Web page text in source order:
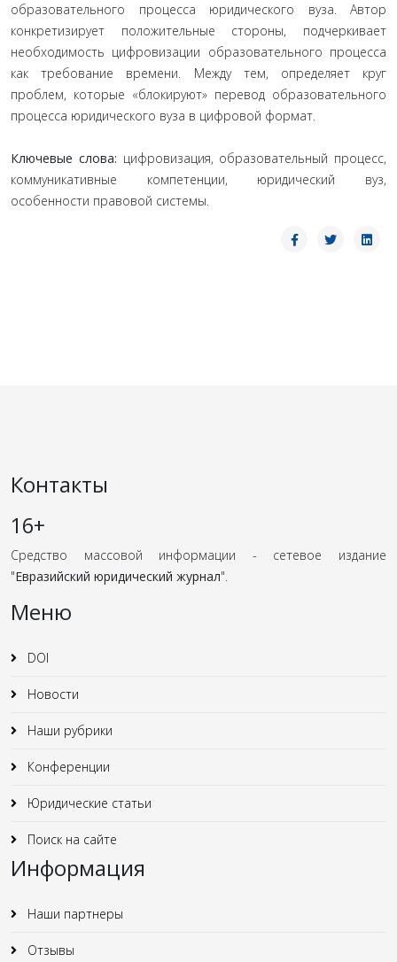
образовательного процесса юридического вуза. Автор
конкретизирует положительные стороны, подчеркивает
необходимость цифровизации образовательного процесса
как требование времени. Между тем, определяет круг
проблем, которые «блокируют» перевод образовательного
процесса юридического вуза в цифровой формат.
Ключевые слова: цифровизация, образовательный процесс,
коммуникативные компетенции, юридический вуз,
особенности правовой системы.
Контакты
16+
Средство массовой информации - сетевое издание
"Евразийский юридический журнал".
Меню
DOI
Новости
Наши рубрики
Конференции
Юридические статьи
Поиск на сайте
Информация
Наши партнеры
Отзывы